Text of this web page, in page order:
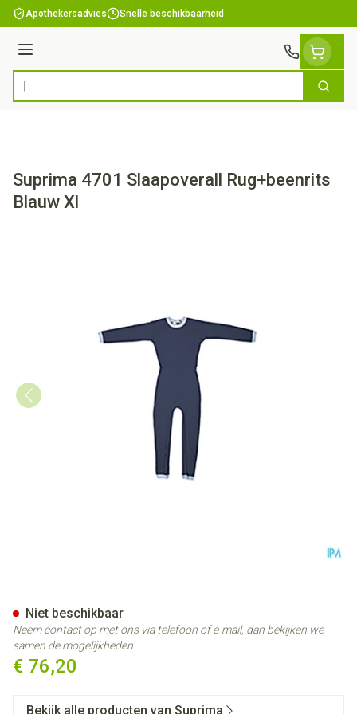
Ga naar de inhoud
Apothekersadvies Snelle beschikbaarheid
Menu
Product, merk, categorie... Zoek
Suprima 4701 Slaapoverall Rug+beenrits
Blauw Xl
€ 76,20
Niet beschikbaar
Neem contact op met ons via telefoon of e-mail, dan bekijken we
samen de mogelijkheden.
Bekijk alle producten van Suprima